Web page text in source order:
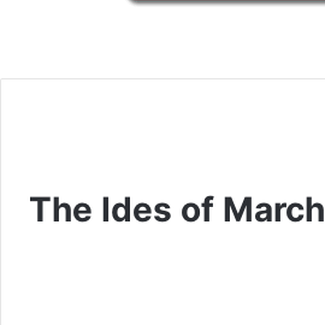
مشاهدة فيلم The Ides of March